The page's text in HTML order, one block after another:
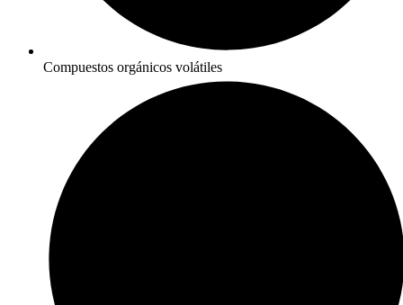
Compuestos orgánicos volátiles